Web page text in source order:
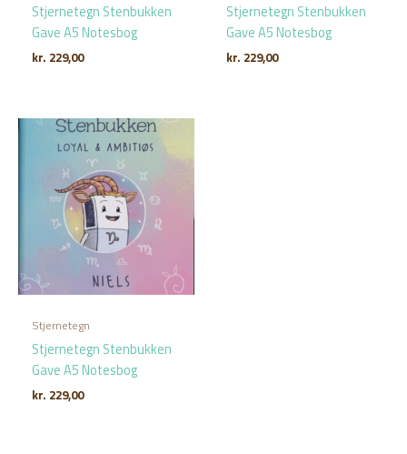
Stjernetegn Stenbukken
Gave A5 Notesbog
kr. 229,00
Stjernetegn Stenbukken
Gave A5 Notesbog
kr. 229,00
Stjernetegn
Stjernetegn Stenbukken
Gave A5 Notesbog
kr. 229,00